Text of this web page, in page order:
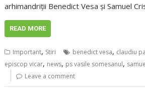
arhimandriții Benedict Vesa și Samuel
READ MORE
Important, Stiri benedict vesa, claudiu
episcop vicar, news, ps vasile somesanul,
Leave a comment